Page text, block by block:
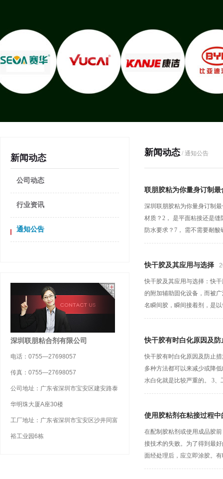
新闻动态
公司动态
行业资讯
通知公告
深圳联朋粘合剂有限公司
电话：0755—27698057
传真：0755—27698057
公司地址：广东省深圳市宝安区建安路泰
华明珠大厦A座30楼
工厂地址：广东省深圳市宝安区沙井同富
裕工业园6栋
新闻动态 / 通知公告
联朋胶粘为你量身订制最
深圳联朋胶粘为你量身订制
材质？2， 是平面粘接还是
防水要求？7， 需不需要耐
快干胶及其应用与选择
快干胶及其应用与选择：快
的附加辅助固化设备，而被
名瞬间胶，瞬间接着剂，是
快干胶有时白化原因及防
快干胶有时白化原因及防止
多种方法都可以来减少或降
水白化就是比较严重的。 3
使用胶粘剂在粘接过程中
在配制胶粘剂或使用成品胶
接技术的失败。为了得到最
面经处理后，应立即涂胶。